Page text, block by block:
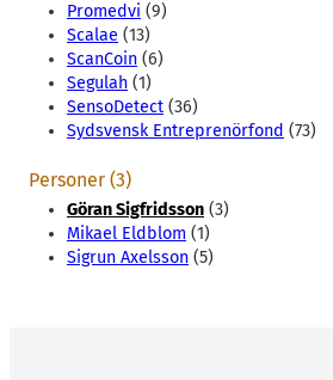
Promedvi (9)
Scalae (13)
ScanCoin (6)
Segulah (1)
SensoDetect (36)
Sydsvensk Entreprenörfond (73)
Personer (3)
Göran Sigfridsson (3)
Mikael Eldblom (1)
Sigrun Axelsson (5)